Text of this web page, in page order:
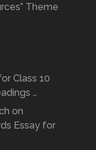
Theme
Class 10
…
on
Essay for